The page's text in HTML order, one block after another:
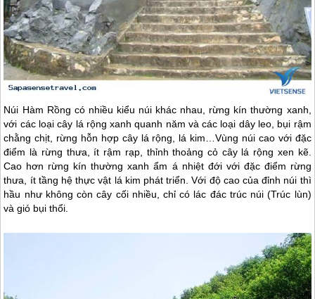
Núi Hàm Rồng có nhiều kiểu núi khác nhau, rừng kín thường xanh,
với các loại cây lá rộng xanh quanh năm và các loại dây leo, bụi rậm
chằng chịt, rừng hỗn hợp cây lá rộng, lá kim…Vùng núi cao với đặc
điểm là rừng thưa, ít rậm rạp, thỉnh thoảng cỏ cây lá rộng xen kẽ.
Cao hơn rừng kín thường xanh ẩm á nhiệt đới với đặc điểm rừng
thưa, ít tầng hệ thực vật lá kim phát triển. Với độ cao của đỉnh núi thì
hầu như không còn cây cối nhiều, chỉ có lác đác trúc núi (Trúc lùn)
và gió bụi thổi.